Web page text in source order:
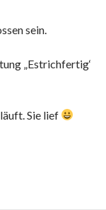
sein.
„Estrichfertig‘
Sie lief